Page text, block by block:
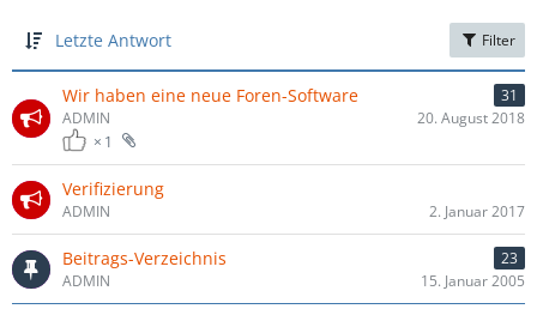
Letzte Antwort Filter
Wir haben eine neue Foren-Software 31
1
ADMIN 20. August 2018
Verifizierung
ADMIN 2. Januar 2017
Beitrags-Verzeichnis
23
ADMIN
15. Januar 2005